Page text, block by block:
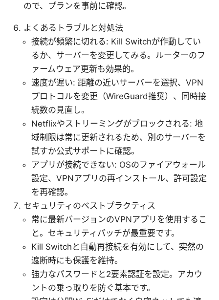
ので、プランを事前に確認。
よくあるトラブルと対処法
接続が頻繁に切れる: Kill Switchが作動してい
るか、サーバーを変更してみる。ルーターのフ
ァームウェア更新も効果的。
速度が遅い: 距離の近いサーバーを選択、VPN
プロトコルを変更（WireGuard推奨）、同時接
続数の見直し。
Netflixやストリーミングがブロックされる: 地
域制限は常に更新されるため、別のサーバーを
試すか公式サポートに確認。
アプリが接続できない: OSのファイアウォール
設定、VPNアプリの再インストール、許可設定
を再確認。
セキュリティのベストプラクティス
常に最新バージョンのVPNアプリを使用するこ
と。セキュリティパッチが最重要です。
Kill Switchと自動再接続を有効にして、突然の
遮断時にも保護を維持。
強力なパスワードと2要素認証を設定。アカウ
ントの乗っ取りを防ぐ基本です。